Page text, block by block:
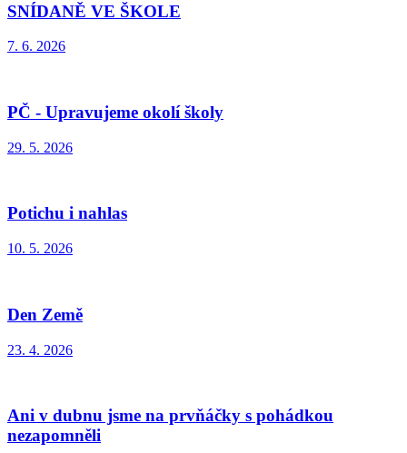
SNÍDANĚ VE ŠKOLE
7. 6. 2026
PČ - Upravujeme okolí školy
29. 5. 2026
Potichu i nahlas
10. 5. 2026
Den Země
23. 4. 2026
Ani v dubnu jsme na prvňáčky s pohádkou
nezapomněli